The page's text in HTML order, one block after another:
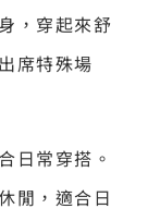
，穿起來舒
席特殊場
日常穿搭。
閒，適合日